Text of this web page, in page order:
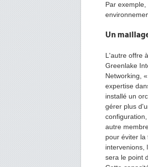
Par
Un
L'autre offre
Greenlake
Networking,
expertise
installé un
gérer plus
autre
pour éviter la
intervenions,
sera le point